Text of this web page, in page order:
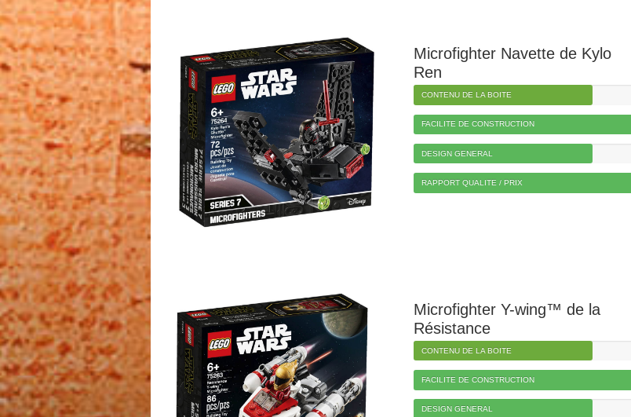
Microfighter Navette de Kylo
Ren
CONTENU DE LA BOITE
FACILITE DE CONSTRUCTION
DESIGN GENERAL
RAPPORT QUALITE / PRIX
Microfighter Y-wing™ de la
Résistance
CONTENU DE LA BOITE
FACILITE DE CONSTRUCTION
DESIGN GENERAL